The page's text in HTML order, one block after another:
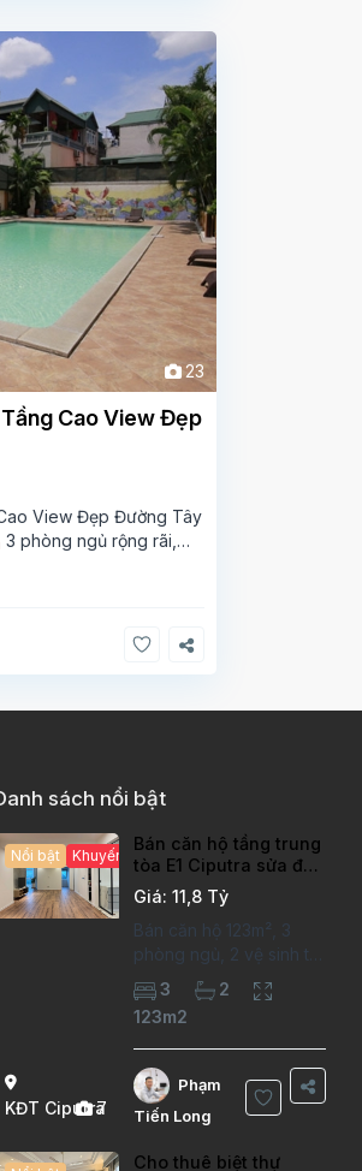
23
Cao View Đẹp
View Đẹp Đường Tây
3 phòng ngủ rộng rãi,
nghi
mát
sách nổi bật
KĐT Ciputra
7
Nổi bật Khuyến mại hấp dẫn
Bán căn hộ tầng trung
tòa E1 Ciputra sửa đẹp
chất lượng cao
Giá: 11,8 Tỷ
Bán căn hộ 123m², 3
phòng ngủ, 2 vệ sinh tại
khu đô thị Ciputra Hanoi
International City. Căn
hộ đã sửa mới kỹ, chất
lượng cao, sàn gỗ, bếp
hiện đại, không gian
thoáng sáng. Thông tin
căn hộ: Diện tích:
3
2
123m2
Phạm
Tiến Long
Cho thuê biệt thự